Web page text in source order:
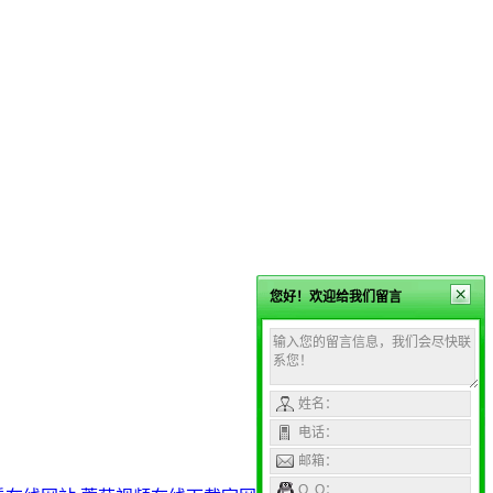
您好！欢迎给我们留言
姓名：
电话：
邮箱：
Q Q：